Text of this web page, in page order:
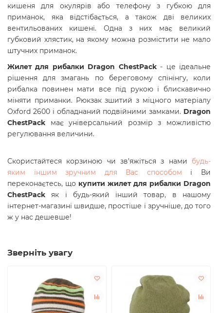
кишеня для окулярів або телефону з губкою для
приманок, яка відстібається, а також дві великих
вентильованих кишені. Одна з них має великий
губковий хлястик, на якому можна розмістити не мало
штучних приманок.
Жилет для рибалки Dragon ChestPack- це ідеальне
рішення для змагань по береговому спінінгу, коли
рибалка повинен мати все під рукою і блискавично
міняти приманки. Рюкзак зшитий з міцного матеріалу
Oxford 2600 і обладнаний подвійними замками. Dragon
ChestPack
має універсальний розмір з можливістю
регулювання величини.
Скористайтеся корзиною чи зв'яжіться з нами будь-
яким іншим зручним для Вас способом і Ви
переконаєтесь, що купити жилет для рибалки Dragon
ChestPack
як і будь-який інший товар, в нашому
інтернет-магазині швидше, простіше і зручніше, до того
ж у нас дешевше!
Зверніть увагу